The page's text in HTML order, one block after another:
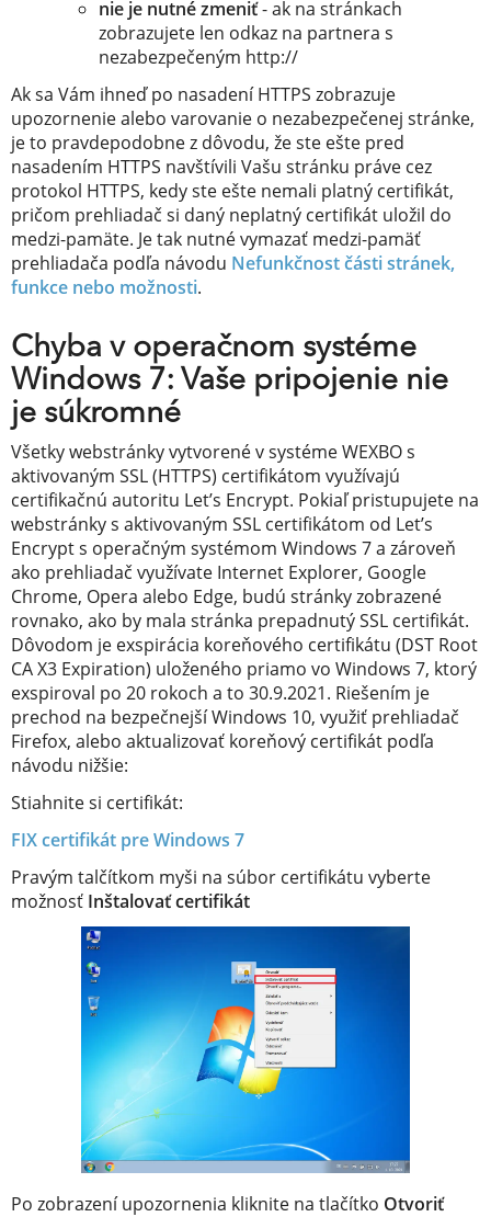
nie je nutné zmeniť- ak na stránkach
zobrazujete len odkaz na partnera s
nezabezpečeným http://
Ak sa Vám ihneď po nasadení HTTPS zobrazuje
upozornenie alebo varovanie o nezabezpečenej stránke,
je to pravdepodobne z dôvodu, že ste ešte pred
nasadením HTTPS navštívili Vašu stránku práve cez
protokol HTTPS, kedy ste ešte nemali platný certifikát,
pričom prehliadač si daný neplatný certifikát uložil do
medzi-pamäte. Je tak nutné vymazať medzi-pamäť
prehliadača podľa návodu Nefunkčnost části stránek,
funkce nebo možnosti.
Chyba v operačnom systéme
Windows 7: Vaše pripojenie nie
je súkromné
Všetky webstránky vytvorené v systéme WEXBO s
aktivovaným SSL (HTTPS) certifikátom využívajú
certifikačnú autoritu Let’s Encrypt. Pokiaľ pristupujete na
webstránky s aktivovaným SSL certifikátom od Let’s
Encrypt s operačným systémom Windows 7 a zároveň
ako prehliadač využívate Internet Explorer, Google
Chrome, Opera alebo Edge, budú stránky zobrazené
rovnako, ako by mala stránka prepadnutý SSL certifikát.
Dôvodom je exspirácia koreňového certifikátu (DST Root
CA X3 Expiration) uloženého priamo vo Windows 7, ktorý
exspiroval po 20 rokoch a to 30.9.2021. Riešením je
prechod na bezpečnejší Windows 10, využiť prehliadač
Firefox, alebo aktualizovať koreňový certifikát podľa
návodu nižšie:
Stiahnite si certifikát:
FIX certifikát pre Windows 7
Pravým talčítkom myši na súbor certifikátu vyberte
možnosť Inštalovať certifikát
Po zobrazení upozornenia kliknite na tlačítko Otvoriť